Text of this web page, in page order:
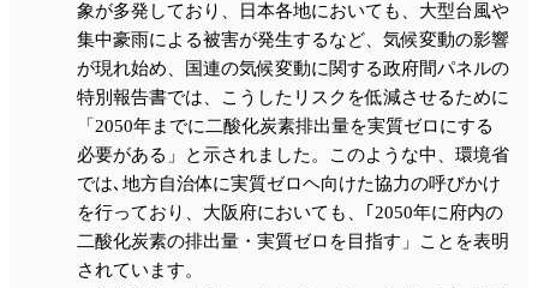
象が多発しており、日本各地においても、大型台風や
集中豪雨による被害が発生するなど、気候変動の影響
が現れ始め、国連の気候変動に関する政府間パネルの
特別報告書では、こうしたリスクを低減させるために
「2050年までに二酸化炭素排出量を実質ゼロにする
必要がある」と示されました。このような中、環境省
では､地方自治体に実質ゼロヘ向けた協力の呼びかけ
を行っており、大阪府においても、｢2050年に府内の
二酸化炭素の排出量・実質ゼロを目指す」ことを表明
されています。